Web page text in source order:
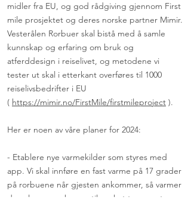
midler fra EU, og god rådgiving gjennom First
mile prosjektet og deres norske partner Mimir.
Vesterålen Rorbuer skal bistå med å samle
kunnskap og erfaring om bruk og
atferddesign i reiselivet, og metodene vi
tester ut skal i etterkant overføres til 1000
reiselivsbedrifter i EU
( https://mimir.no/FirstMile/firstmileproject ).
Her er noen av våre planer for 2024:
- Etablere nye varmekilder som styres med
app. Vi skal innføre en fast varme på 17 grader
på rorbuene når gjesten ankommer, så varmer
de selv opp rorbuene til ønsket temperatur.